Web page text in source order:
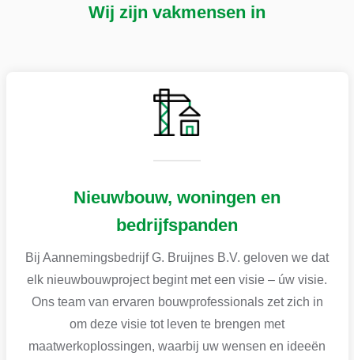
Wij zijn vakmensen in
Nieuwbouw, woningen en
bedrijfspanden
Bij Aannemingsbedrijf G. Bruijnes B.V. geloven we dat
elk nieuwbouwproject begint met een visie – úw visie.
Ons team van ervaren bouwprofessionals zet zich in
om deze visie tot leven te brengen met
maatwerkoplossingen, waarbij uw wensen en ideeën